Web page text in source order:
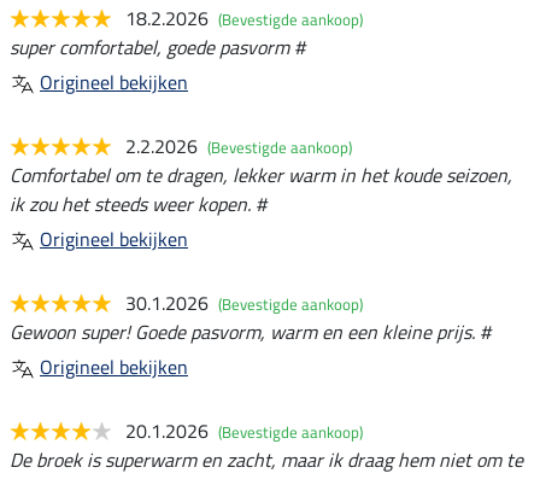
18.2.2026 (Bevestigde aankoop)
super comfortabel, goede pasvorm #
Origineel bekijken
2.2.2026 (Bevestigde aankoop)
Comfortabel om te dragen, lekker warm in het koude seizoen,
ik zou het steeds weer kopen. #
Origineel bekijken
30.1.2026 (Bevestigde aankoop)
Gewoon super! Goede pasvorm, warm en een kleine prijs. #
Origineel bekijken
20.1.2026 (Bevestigde aankoop)
De broek is superwarm en zacht, maar ik draag hem niet om te